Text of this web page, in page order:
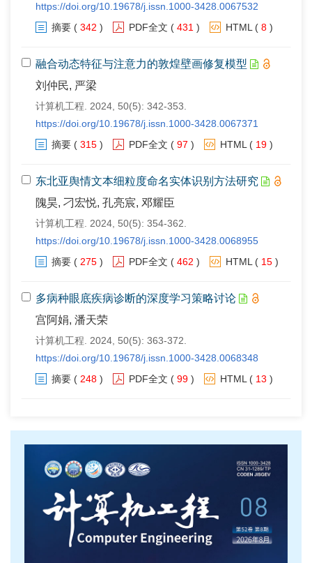
https://doi.org/10.19678/j.issn.1000-3428.0067532
摘要 ( 342 ) PDF全文 ( 431 ) HTML ( 8 )
融合动态特征与注意力的敦煌壁画修复模型
刘仲民, 严梁
计算机工程. 2024, 50(5): 342-353.
https://doi.org/10.19678/j.issn.1000-3428.0067371
摘要 ( 315 ) PDF全文 ( 97 ) HTML ( 19 )
东北亚舆情文本细粒度命名实体识别方法研究
隗昊, 刁宏悦, 孔亮宸, 邓耀臣
计算机工程. 2024, 50(5): 354-362.
https://doi.org/10.19678/j.issn.1000-3428.0068955
摘要 ( 275 ) PDF全文 ( 462 ) HTML ( 15 )
多病种眼底疾病诊断的深度学习策略讨论
宫阿娟, 潘天荣
计算机工程. 2024, 50(5): 363-372.
https://doi.org/10.19678/j.issn.1000-3428.0068348
摘要 ( 248 ) PDF全文 ( 99 ) HTML ( 13 )